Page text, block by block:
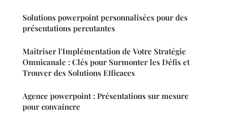
Solutions powerpoint personnalisées pour des
présentations percutantes
Maîtriser l'Implémentation de Votre Stratégie
Omnicanale : Clés pour Surmonter les Défis et
Trouver des Solutions Efficaces
Agence powerpoint : Présentations sur mesure
pour convaincre